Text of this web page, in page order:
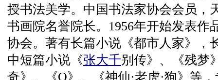
授书法美学。中国书法家协会会员，
书画院名誉院长。1956年开始发表作
协会。著有长篇小说《都市人家》，
中短篇小说《张大千别传》、《残梦
奇》、《O》、《神仙·老虎·狗》等